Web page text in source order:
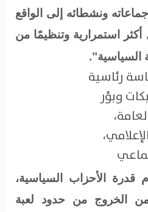
ونشطائه إلى الواقع
استمرارية وتنظيمًا من
السياسية".
رئاسية
وبؤر
قدرة الأحزاب السياسية،
الخروج من حدود لعبة